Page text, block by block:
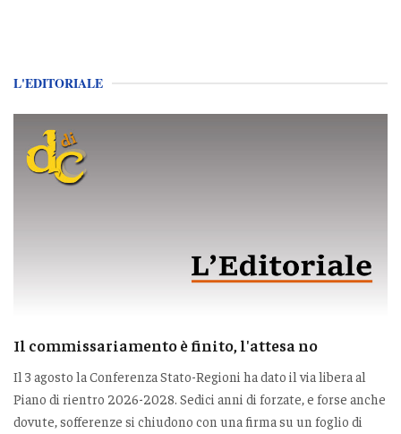
L'EDITORIALE
Il commissariamento è finito, l'attesa no
Il 3 agosto la Conferenza Stato-Regioni ha dato il via libera al
Piano di rientro 2026-2028. Sedici anni di forzate, e forse anche
dovute, sofferenze si chiudono con una firma su un foglio di